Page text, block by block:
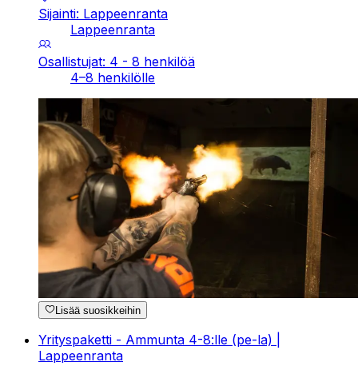
Sijainti: Lappeenranta
Lappeenranta
Osallistujat: 4 - 8 henkilöä
4–8 henkilölle
Lisää suosikkeihin
Yrityspaketti - Ammunta 4-8:lle (pe-la) |
Lappeenranta